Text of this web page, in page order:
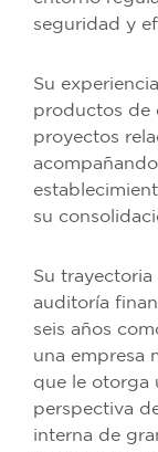
seguridad y
Su
productos de
proyectos
su
Su
auditoría
seis años
una empresa
que le otorga
perspectiva
interna de